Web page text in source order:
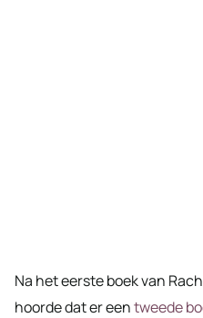
Na het eerste boek van
hoorde dat er eentweede